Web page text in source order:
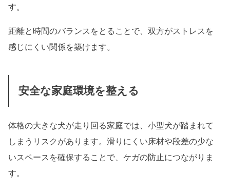
す。
距離と時間のバランスをとることで、双方がストレスを
感じにくい関係を築けます。
安全な家庭環境を整える
体格の大きな犬が走り回る家庭では、小型犬が踏まれて
しまうリスクがあります。滑りにくい床材や段差の少な
いスペースを確保することで、ケガの防止につながりま
す。